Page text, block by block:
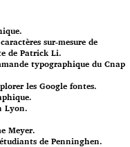
sur-mesure de
de Patrick Li.
typographique du Cnap
les Google fontes.
Lyon.
Meyer.
de Penninghen.